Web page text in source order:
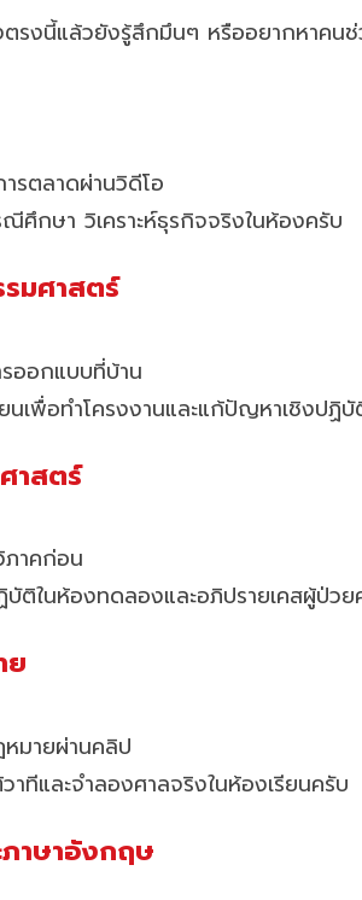
ตรงนี้แล้วยังรู้สึกมึนๆ หรืออยากหาคน
รตลาดผ่านวิดีโอ
ศึกษา วิเคราะห์ธุรกิจจริงในห้องครับ
มศาสตร์
ออกแบบที่บ้าน
นเพื่อทำโครงงานและแก้ปัญหาเชิงปฏิ
าสตร์
ภาคก่อน
ติในห้องทดลองและอภิปรายเคสผู้ป่วย
ย
มายผ่านคลิป
าทีและจำลองศาลจริงในห้องเรียนครับ
าษาอังกฤษ